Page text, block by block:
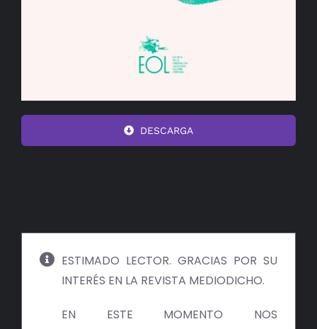
DESCARGA
ESTIMADO LECTOR. GRACIAS POR SU
INTERÉS EN LA REVISTA MEDIODICHO.
EN ESTE MOMENTO NOS